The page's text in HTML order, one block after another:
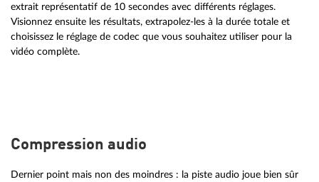
extrait représentatif de 10 secondes avec différents réglages.
Visionnez ensuite les résultats, extrapolez-les à la durée totale et
choisissez le réglage de codec que vous souhaitez utiliser pour la
vidéo complète.
Compression audio
Dernier point mais non des moindres : la piste audio joue bien sûr